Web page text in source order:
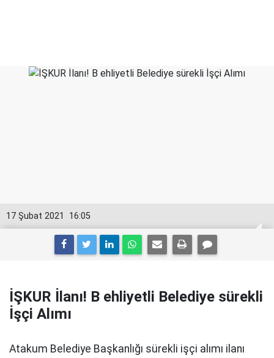
16:05
17 Şubat 2021
İŞKUR İlanı! B ehliyetli Belediye sürekli
İşçi Alımı
Atakum Belediye Başkanlığı sürekli işçi alımı ilanı